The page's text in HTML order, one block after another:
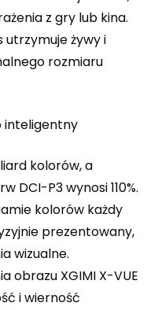
z gry lub kina.
utrzymuje żywy i
rozmiaru
inteligentny
kolorów, a
DCI-P3 wynosi 110%.
kolorów każdy
prezentowany,
wizualne.
obrazu XGIMI X-VUE
i wierność